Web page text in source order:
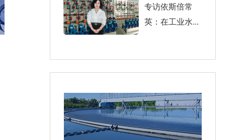
专访依斯倍常
英：在工业水...